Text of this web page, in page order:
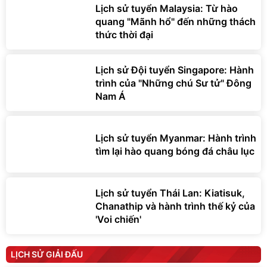
Lịch sử tuyển Malaysia: Từ hào
quang "Mãnh hổ" đến những thách
thức thời đại
Lịch sử Đội tuyển Singapore: Hành
trình của "Những chú Sư tử" Đông
Nam Á
Lịch sử tuyển Myanmar: Hành trình
tìm lại hào quang bóng đá châu lục
Lịch sử tuyển Thái Lan: Kiatisuk,
Chanathip và hành trình thế kỷ của
'Voi chiến'
LỊCH SỬ GIẢI ĐẤU